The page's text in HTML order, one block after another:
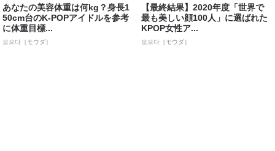
あなたの美容体重は何kg？身長1
50cm台のK-POPアイドルを参考
に体重目標...
모으다［モウダ］
【最終結果】2020年度「世界で
最も美しい顔100人」に選ばれた
KPOP女性ア...
모으다［モウダ］